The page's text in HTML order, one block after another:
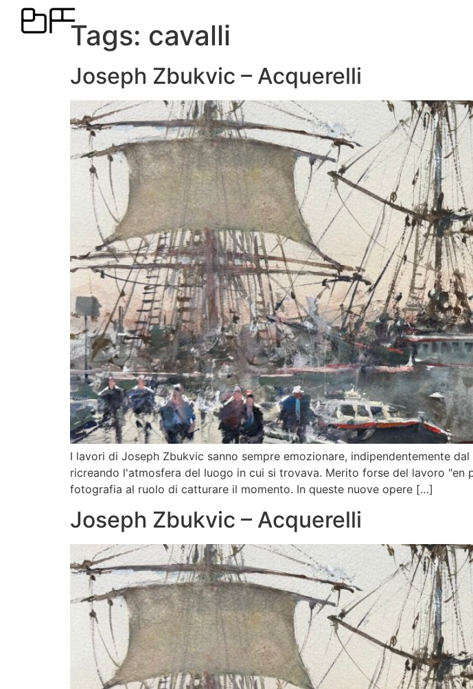
Tags: cavalli
Joseph Zbukvic – Acquerelli
I lavori di Joseph Zbukvic sanno sempre emozionare, indipendentemente
ricreando l'atmosfera del luogo in cui si trovava. Merito forse del lavoro
fotografia al ruolo di catturare il momento. In queste nuove opere […]
Joseph Zbukvic – Acquerelli